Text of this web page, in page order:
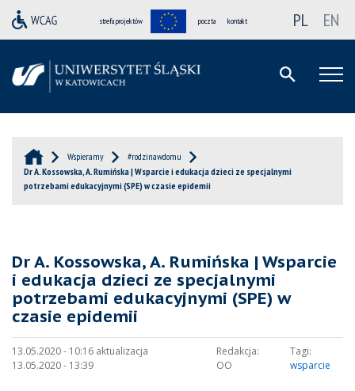
strefa projektów poczta kontakt PL EN
Wspieramy
#rodzinawdomu
Dr A. Kossowska, A. Rumińska | Wsparcie i edukacja dzieci ze specjalnymi
potrzebami edukacyjnymi (SPE) w czasie epidemii
Dr A. Kossowska, A. Rumińska | Wsparcie
i edukacja dzieci ze specjalnymi
potrzebami edukacyjnymi (SPE) w
czasie epidemii
13.05.2020 - 10:16 aktualizacja
13.05.2020 - 13:39
Redakcja:
OO
Tagi:
wsparcie